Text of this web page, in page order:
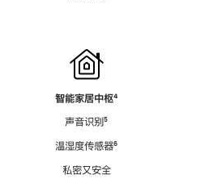
智能家居中枢脚
⁴
声音识别脚
⁵
温湿度传感器脚
⁶
私密又安全